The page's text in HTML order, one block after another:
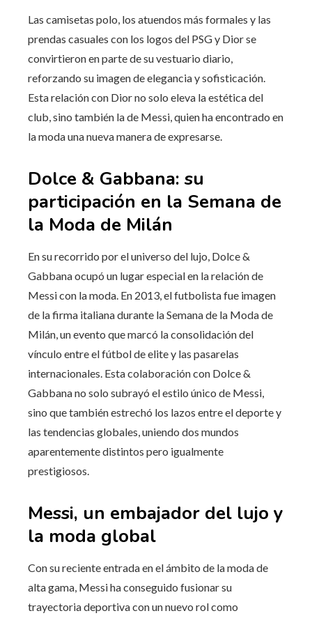
Las camisetas polo, los atuendos más formales y las
prendas casuales con los logos del PSG y Dior se
convirtieron en parte de su vestuario diario,
reforzando su imagen de elegancia y sofisticación.
Esta relación con Dior no solo eleva la estética del
club, sino también la de Messi, quien ha encontrado en
la moda una nueva manera de expresarse.
Dolce & Gabbana: su
participación en la Semana de
la Moda de Milán
En su recorrido por el universo del lujo, Dolce &
Gabbana ocupó un lugar especial en la relación de
Messi con la moda. En 2013, el futbolista fue imagen
de la firma italiana durante la Semana de la Moda de
Milán, un evento que marcó la consolidación del
vínculo entre el fútbol de elite y las pasarelas
internacionales. Esta colaboración con Dolce &
Gabbana no solo subrayó el estilo único de Messi,
sino que también estrechó los lazos entre el deporte y
las tendencias globales, uniendo dos mundos
aparentemente distintos pero igualmente
prestigiosos.
Messi, un embajador del lujo y
la moda global
Con su reciente entrada en el ámbito de la moda de
alta gama, Messi ha conseguido fusionar su
trayectoria deportiva con un nuevo rol como